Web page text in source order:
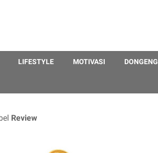
LIFESTYLE MOTIVASI DONGENG
Review